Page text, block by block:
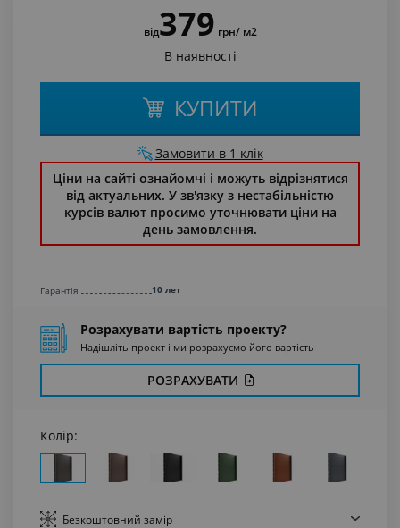
від379 грн/ м2
В наявності
КУПИТИ
Замовити в 1 клік
Ціни на сайті ознайомчі і можуть відрізнятися
від актуальних. У зв'язку з нестабільністю
курсів валют просимо уточнювати ціни на
день замовлення.
Гарантiя 10 лет
Розрахувати вартість проекту?
Надішліть проект і ми розрахуємо його вартість
РОЗРАХУВАТИ
Колір:
Безкоштовний замір